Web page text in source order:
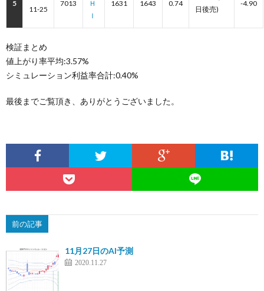
5
11-25
7013
Ｈ
Ｉ
1631 1643 0.74
日後売)
-4.90
検証まとめ
値上がり率平均:3.57%
シミュレーション利益率合計:0.40%
最後までご覧頂き、ありがとうございました。
前の記事
11月27日のAI予測
2020.11.27